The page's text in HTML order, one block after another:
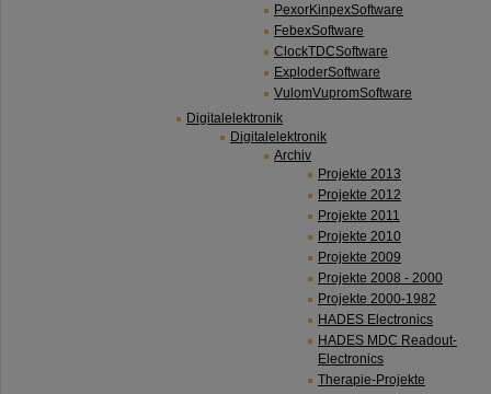
PexorKinpexSoftware
FebexSoftware
ClockTDCSoftware
ExploderSoftware
VulomVupromSoftware
Digitalelektronik
Digitalelektronik
Archiv
Projekte 2013
Projekte 2012
Projekte 2011
Projekte 2010
Projekte 2009
Projekte 2008 - 2000
Projekte 2000-1982
HADES Electronics
HADES MDC Readout-
Electronics
Therapie-Projekte